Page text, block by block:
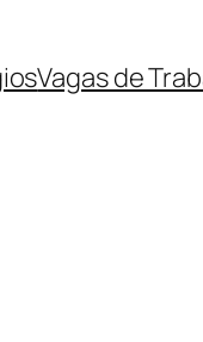
Vagas de